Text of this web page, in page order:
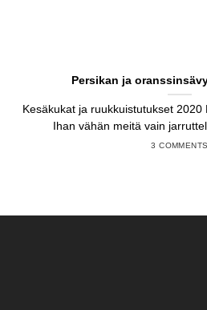
Persikan ja
Kesäkukat ja ruukkuistutukset
Ihan vähän meitä vain
3 COMMENTS